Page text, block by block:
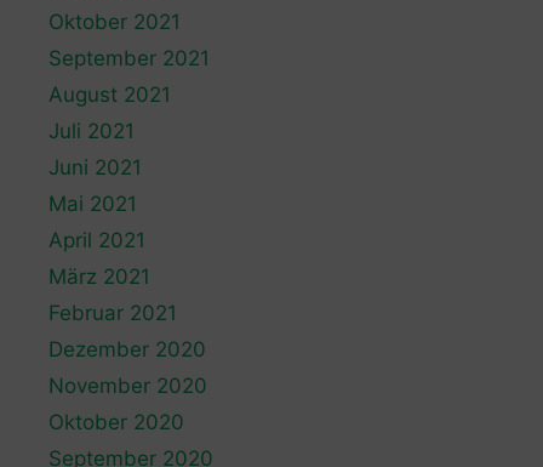
Oktober 2021
September 2021
August 2021
Juli 2021
Juni 2021
Mai 2021
April 2021
März 2021
Februar 2021
Dezember 2020
November 2020
Oktober 2020
September 2020